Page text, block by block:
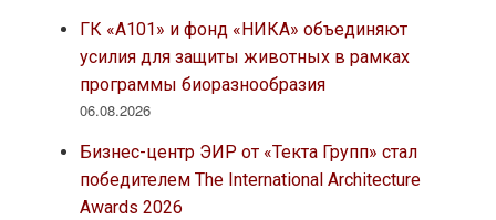
ГК «А101» и фонд «НИКА» объединяют
усилия для защиты животных в рамках
программы биоразнообразия
06.08.2026
Бизнес-центр ЭИР от «Текта Групп» стал
победителем The International Architecture
Awards 2026